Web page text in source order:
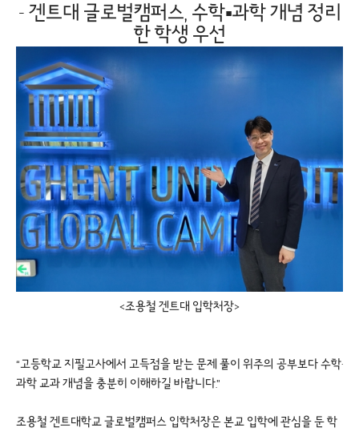
- 겐트대 글로벌캠퍼스, 수학▪과학 개념 정리
한 학생 우선
<조용철 겐트대 입학처장>
“고등학교 지필고사에서 고득점을 받는 문제 풀이 위주의 공부보다 수학·
과학 교과 개념을 충분히 이해하길 바랍니다.”
조용철 겐트대학교 글로벌캠퍼스 입학처장은 본교 입학에 관심을 둔 학